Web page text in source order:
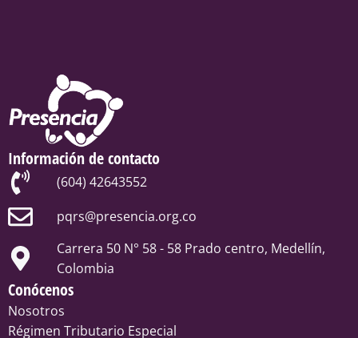
Información de contacto
(604) 42643552
pqrs@presencia.org.co
Carrera 50 N° 58 - 58 Prado centro, Medellín,
Colombia
Conócenos
Nosotros
Régimen Tributario Especial